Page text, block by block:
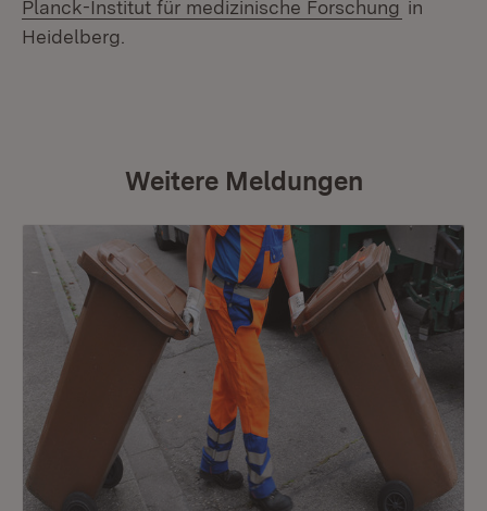
Planck-Institut für medizinische Forschung in
Heidelberg.
Weitere Meldungen